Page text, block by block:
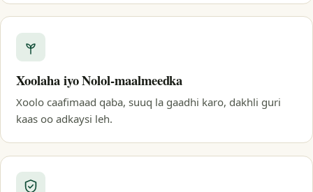
Xoolaha iyo Nolol-maalmeedka
Xoolo caafimaad qaba, suuq la gaadhi karo, dakhli guri
kaas oo adkaysi leh.